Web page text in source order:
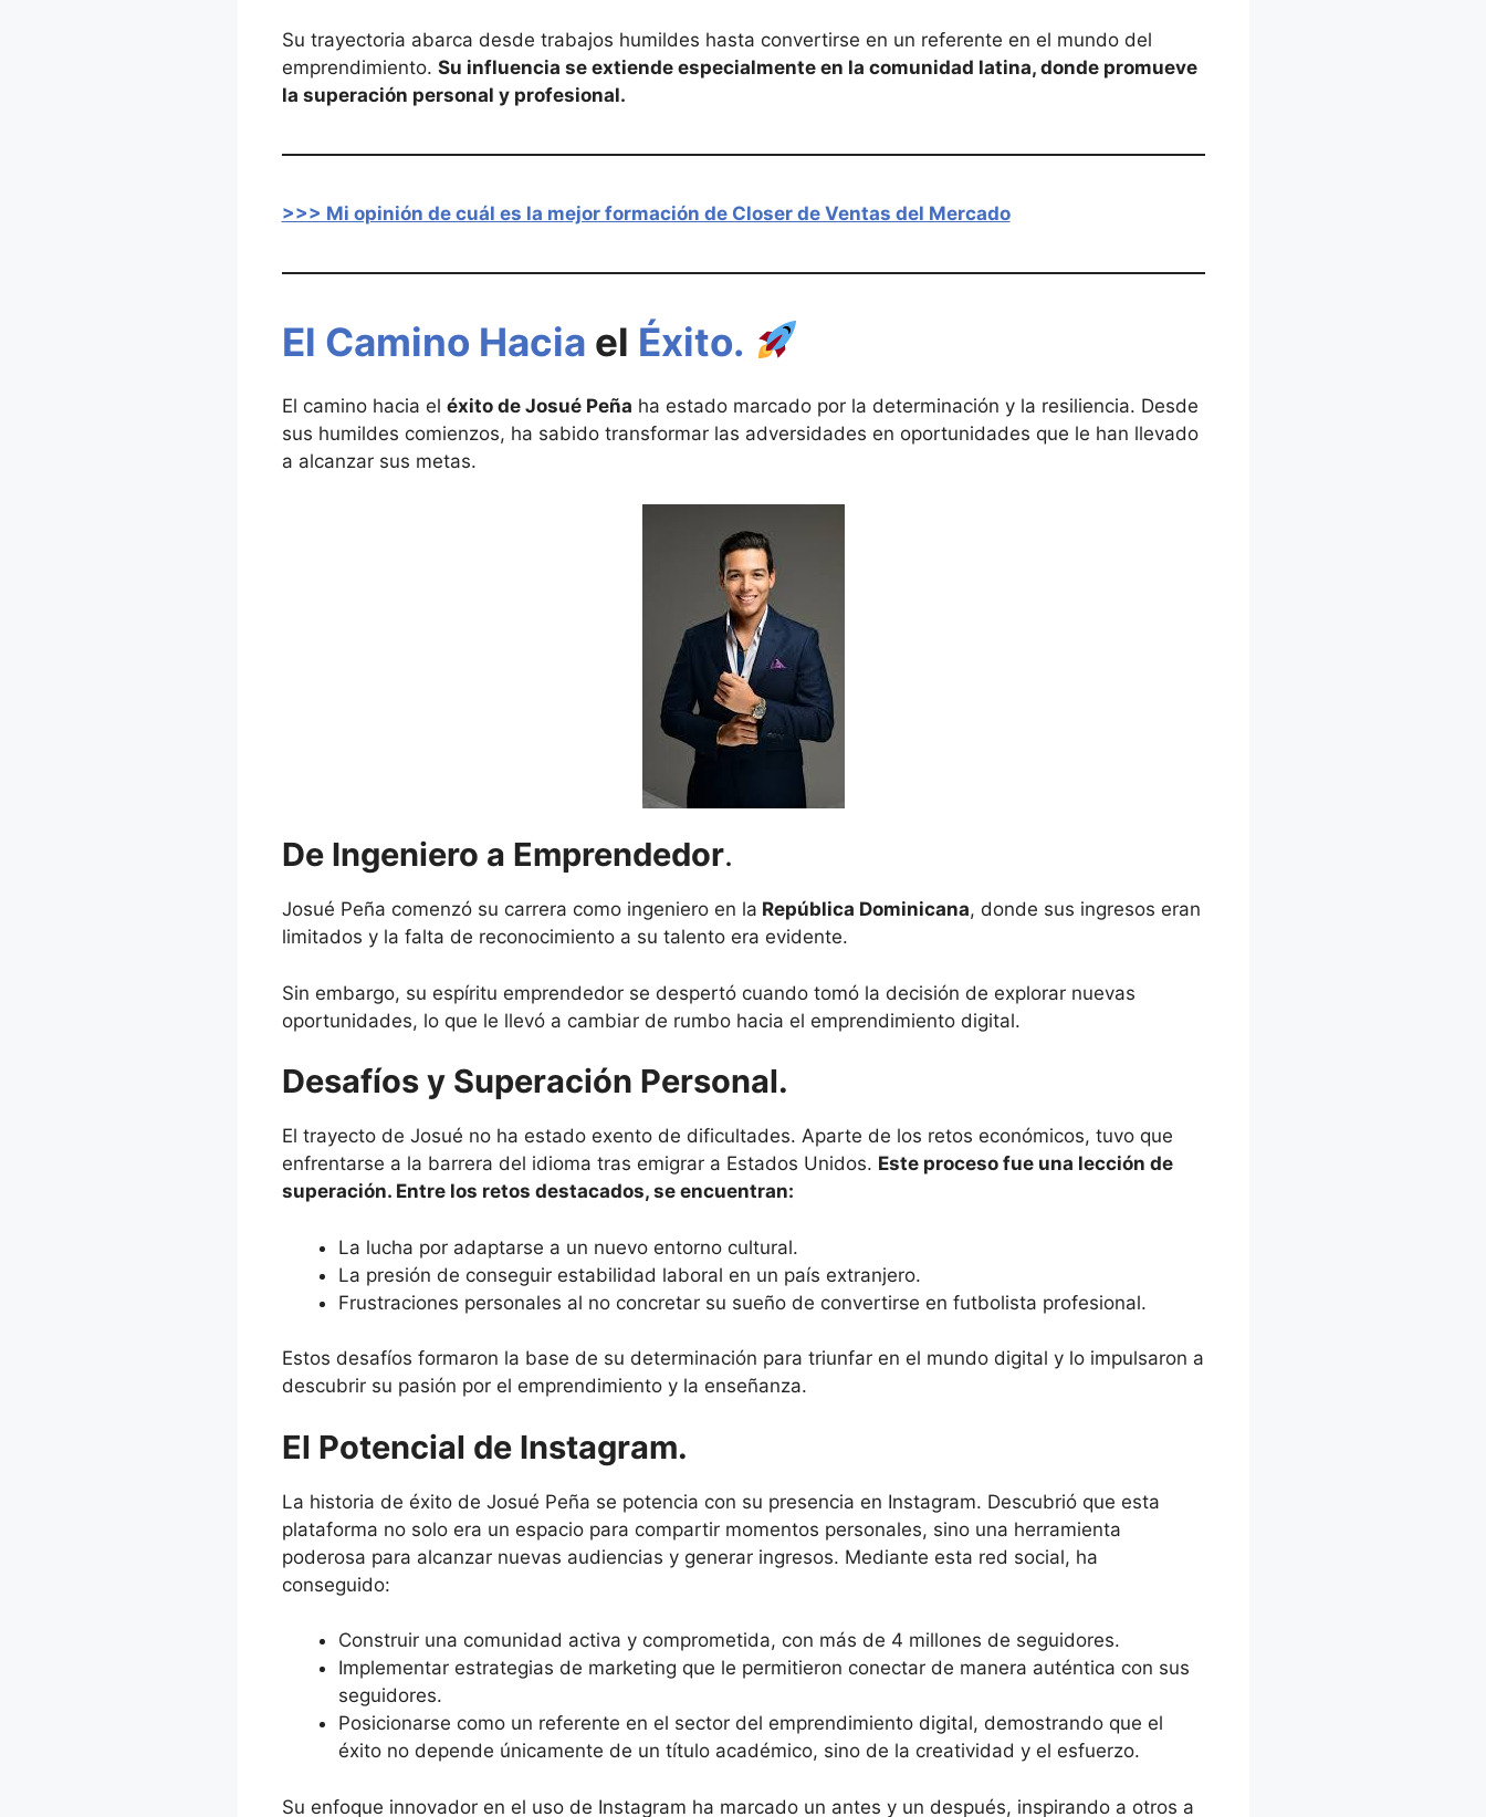
Su trayectoria abarca desde trabajos humildes hasta convertirse en un referente en el mundo del
emprendimiento. Su influencia se extiende especialmente en la comunidad latina, donde promueve
la superación personal y profesional.
>>> Mi opinión de cuál es la mejor formación de Closer de Ventas del Mercado
El Camino Hacia el Éxito.
El camino hacia el éxito de Josué Peña ha estado marcado por la determinación y la resiliencia. Desde
sus humildes comienzos, ha sabido transformar las adversidades en oportunidades que le han llevado
a alcanzar sus metas.
De Ingeniero a Emprendedor.
Josué Peña comenzó su carrera como ingeniero en la República Dominicana, donde sus ingresos eran
limitados y la falta de reconocimiento a su talento era evidente.
Sin embargo, su espíritu emprendedor se despertó cuando tomó la decisión de explorar nuevas
oportunidades, lo que le llevó a cambiar de rumbo hacia el emprendimiento digital.
Desafíos y Superación Personal.
El trayecto de Josué no ha estado exento de dificultades. Aparte de los retos económicos, tuvo que
enfrentarse a la barrera del idioma tras emigrar a Estados Unidos. Este proceso fue una lección de
superación. Entre los retos destacados, se encuentran:
La lucha por adaptarse a un nuevo entorno cultural.
La presión de conseguir estabilidad laboral en un país extranjero.
Frustraciones personales al no concretar su sueño de convertirse en futbolista profesional.
Estos desafíos formaron la base de su determinación para triunfar en el mundo digital y lo impulsaron a
descubrir su pasión por el emprendimiento y la enseñanza.
El Potencial de Instagram.
La historia de éxito de Josué Peña se potencia con su presencia en Instagram. Descubrió que esta
plataforma no solo era un espacio para compartir momentos personales, sino una herramienta
poderosa para alcanzar nuevas audiencias y generar ingresos. Mediante esta red social, ha
conseguido:
Construir una comunidad activa y comprometida, con más de 4 millones de seguidores.
Implementar estrategias de marketing que le permitieron conectar de manera auténtica con sus
seguidores.
Posicionarse como un referente en el sector del emprendimiento digital, demostrando que el
éxito no depende únicamente de un título académico, sino de la creatividad y el esfuerzo.
Su enfoque innovador en el uso de Instagram ha marcado un antes y un después, inspirando a otros a